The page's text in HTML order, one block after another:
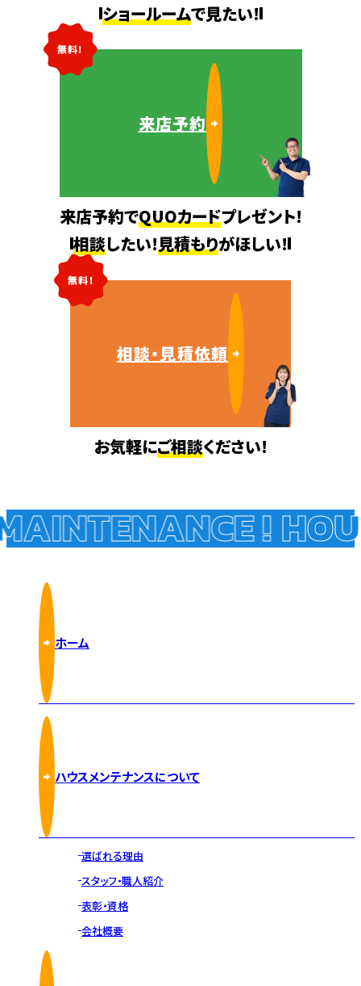
ショールームで見たい!
無料!
来店予約
来店予約でQUOカードプレゼント!
相談したい!見積もりがほしい!
無料!
相談・見積依頼
お気軽にご相談ください!
!
ホーム
ハウスメンテナンスについて
選ばれる理由
スタッフ・職人紹介
表彰・資格
会社概要